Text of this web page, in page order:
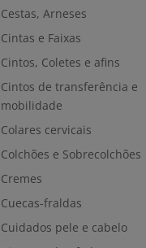
Cestas, Arneses
Cintas e Faixas
Cintos, Coletes e afins
Cintos de transferência e
mobilidade
Colares cervicais
Colchões e Sobrecolchões
Cremes
Cuecas-fraldas
Cuidados pele e cabelo